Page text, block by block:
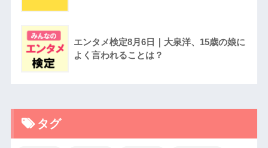
エンタメ検定8月6日｜大泉洋、15歳の娘に
よく言われることは？
タグ